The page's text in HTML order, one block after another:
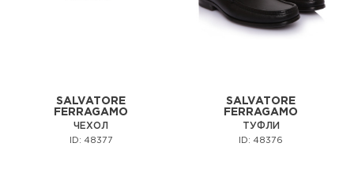
SALVATORE
FERRAGAMO
ЧЕХОЛ
ID: 48377
SALVATORE
FERRAGAMO
ТУФЛИ
ID: 48376